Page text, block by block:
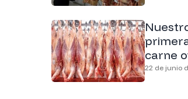
carne
22 de junio